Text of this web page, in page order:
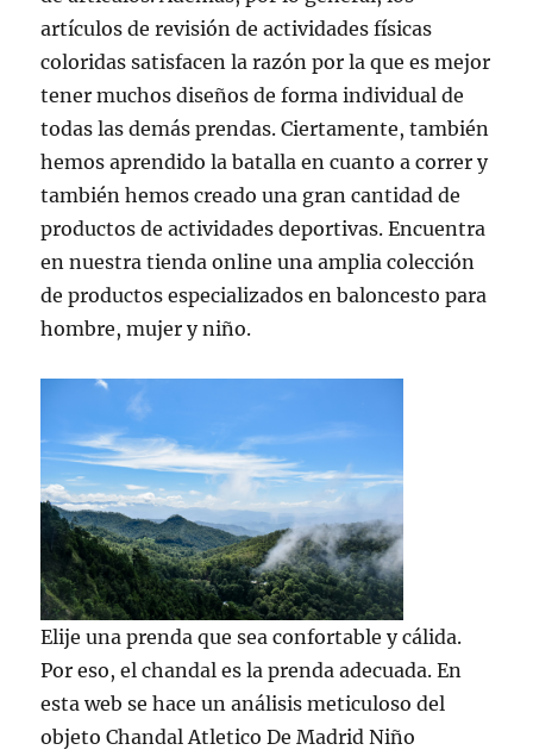
artículos de revisión de actividades físicas
coloridas satisfacen la razón por la que es mejor
tener muchos diseños de forma individual de
todas las demás prendas. Ciertamente, también
hemos aprendido la batalla en cuanto a correr y
también hemos creado una gran cantidad de
productos de actividades deportivas. Encuentra
en nuestra tienda online una amplia colección
de productos especializados en baloncesto para
hombre, mujer y niño.
Elije una prenda que sea confortable y cálida.
Por eso, el chandal es la prenda adecuada. En
esta web se hace un análisis meticuloso del
objeto Chandal Atletico De Madrid Niño